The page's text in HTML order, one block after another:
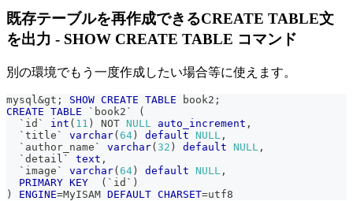
既存テーブルを再作成できるCREATE TABLE文
を出力 - SHOW CREATE TABLE コマンド
別の環境でもう一度作成したい場合等に使えます。
mysql &gt ; SHOW CREATE TABLE book2 ;
CREATE TABLE ` book2 `
(
` id ` int ( 11 ) NOT NULL auto_increment ,
` title ` varchar( 64 ) default NULL ,
` author_name ` varchar( 32 ) default NULL ,
` detail ` text ,
` image ` varchar( 64 ) default NULL ,
PRIMARY KEY ( ` id ` )
)
ENGINE=MyISAM DEFAULT CHARSET=utf8